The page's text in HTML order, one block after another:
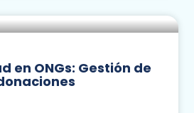
en ONGs: Gestión de